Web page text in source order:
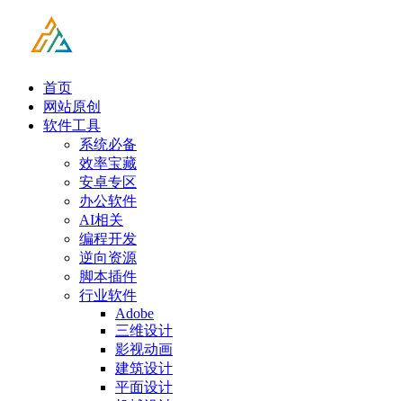
首页
网站原创
软件工具
系统必备
效率宝藏
安卓专区
办公软件
AI相关
编程开发
逆向资源
脚本插件
行业软件
Adobe
三维设计
影视动画
建筑设计
平面设计